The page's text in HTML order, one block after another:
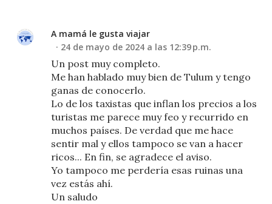
A mamá le gusta viajar
24 de mayo de 2024 a las 12:39 p.m.
Un post muy completo.
Me han hablado muy bien de Tulum y tengo
ganas de conocerlo.
Lo de los taxistas que inflan los precios a los
turistas me parece muy feo y recurrido en
muchos países. De verdad que me hace
sentir mal y ellos tampoco se van a hacer
ricos... En fin, se agradece el aviso.
Yo tampoco me perdería esas ruinas una
vez estás ahí.
Un saludo